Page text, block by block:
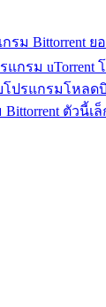
กรม Bittorrent
กรม uTorrent
โปรแกรมโหลด
ตัวนี้เ